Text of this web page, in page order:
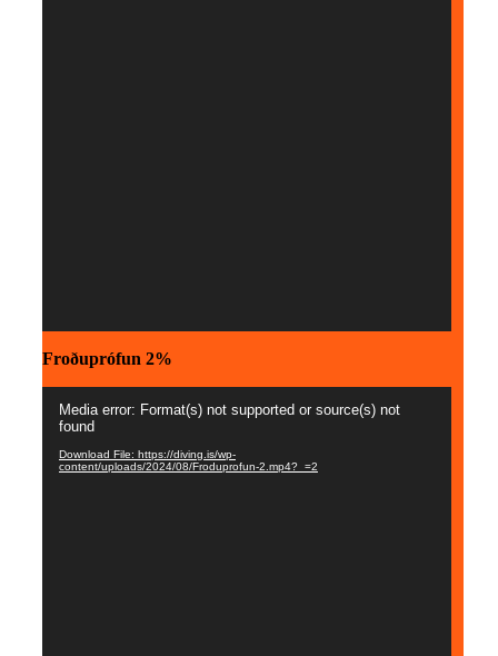
Froðuprófun 2%
Media error: Format(s) not supported or source(s) not
found
Download File: https://diving.is/wp-
content/uploads/2024/08/Froduprofun-2.mp4?_=2